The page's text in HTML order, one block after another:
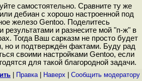
самостоятельно. Сравните ту же
дебиан с хорошо настроенной под
железо Gentoo. Поделитесь
результатами и разнесите мой "п-ж" в
Тогда Ваш сарказм не просто будет
но и подтверждён фактами. Буду рад
своими настройками Gentoo, если
для такой благородной задачи.
Правка| Наверх Cообщить модератору